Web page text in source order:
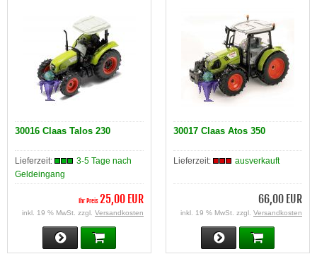
30016 Claas Talos 230
Lieferzeit:
3-5 Tage nach
Geldeingang
Ihr Preis25,00 EUR
inkl. 19 % MwSt. zzgl. Versandkosten
30017 Claas Atos 350
Lieferzeit: ausverkauft
66,00 EUR
inkl. 19 % MwSt. zzgl. Versandkosten